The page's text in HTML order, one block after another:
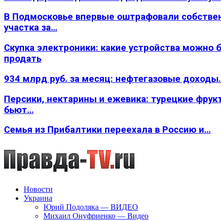
В Подмосковье впервые оштрафовали
участка за…
Скупка электроники: какие устройства можно
продать
934 млрд руб. за месяц: нефтегазовые
Персики, нектарины и ежевика: турецкие
бьют…
Семья из Прибалтики переехала в Россию и…
Новости
Украина
Юрий Подоляка — ВИДЕО
Михаил Онуфриенко — Видео